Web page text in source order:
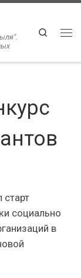
Search
старт
социально
в